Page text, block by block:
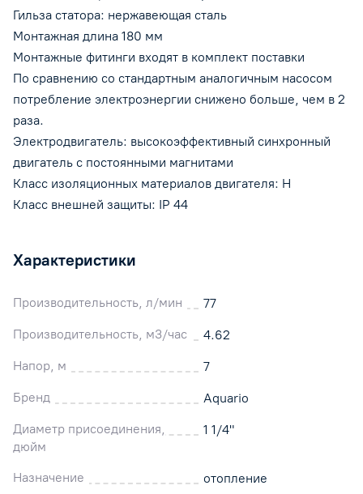
Гильза статора: нержавеющая сталь
Монтажная длина 180 мм
Монтажные фитинги входят в комплект поставки
По сравнению со стандартным аналогичным насосом
потребление электроэнергии снижено больше, чем в 2
раза.
Электродвигатель: высокоэффективный синхронный
двигатель с постоянными магнитами
Класс изоляционных материалов двигателя: H
Класс внешней защиты: IP 44
Характеристики
Производительность, л/мин
77
Производительность, м3/час
4.62
Напор, м
7
Бренд
Aquario
Диаметр присоединения,
дюйм
1 1/4"
Назначение
отопление